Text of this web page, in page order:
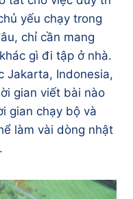
yếu chạy trong
chỉ cần mang
gì đi tập ở nhà.
Jakarta, Indonesia,
gian viết bài nào
gian chạy bộ và
làm vài dòng nhật